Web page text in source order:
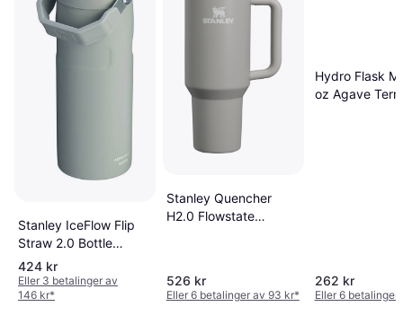
Stanley IceFlow Flip
Straw 2.0 Bottle
Termoflaske 470ml
Termokopp
424 kr
Eller 3 betalinger av
146 kr*
Stanley Quencher
H2.0 Flowstate
526 kr
Eller 6 betalinger av 93 kr*
Hydro Flask
oz Agave
262 kr
Eller 6 betalinger